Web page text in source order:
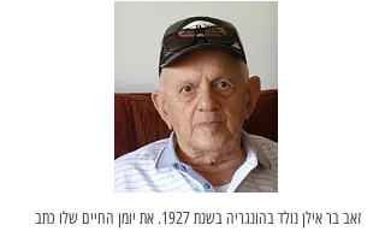
זאב בר אילן נולד בהונגריה בשנת 1927. את יומן החיים שלו כתב